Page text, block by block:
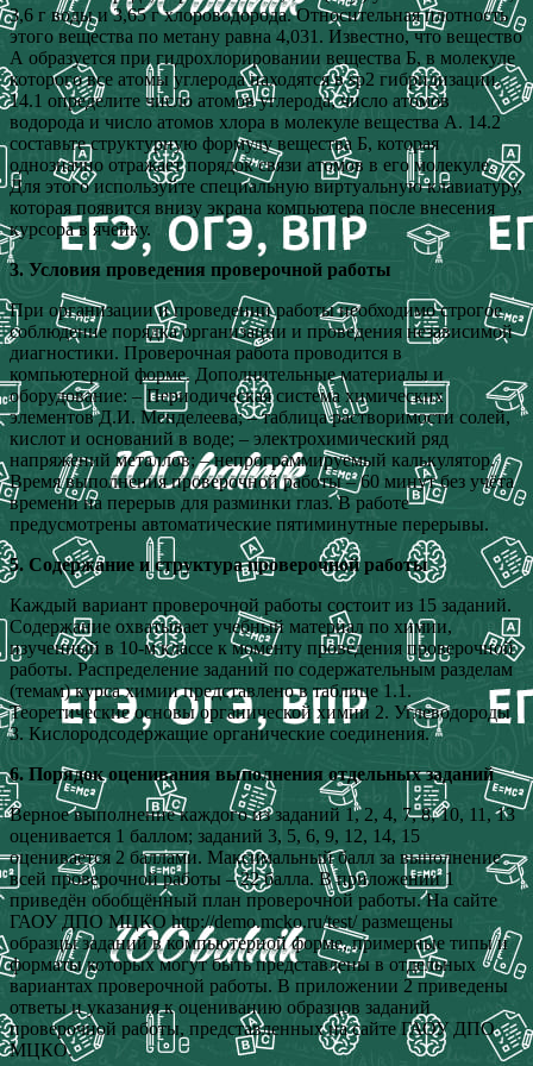
3,6 г воды и 3,65 г хлороводорода. Относительная плотность
этого вещества по метану равна 4,031. Известно, что вещество
А образуется при гидрохлорировании вещества Б, в молекуле
которого все атомы углерода находятся в sp2 гибридизации.
14.1 определите число атомов углерода, число атомов
водорода и число атомов хлора в молекуле вещества А. 14.2
составьте структурную формулу вещества Б, которая
однозначно отражает порядок связи атомов в его молекуле.
Для этого используйте специальную виртуальную клавиатуру,
которая появится внизу экрана компьютера после внесения
курсора в ячейку.
3. Условия проведения проверочной работы
При организации и проведении работы необходимо строгое
соблюдение порядка организации и проведения независимой
диагностики. Проверочная работа проводится в
компьютерной форме. Дополнительные материалы и
оборудование: – Периодическая система химических
элементов Д.И. Менделеева; – таблица растворимости солей,
кислот и оснований в воде; – электрохимический ряд
напряжений металлов; – непрограммируемый калькулятор.
Время выполнения проверочной работы – 60 минут без учёта
времени на перерыв для разминки глаз. В работе
предусмотрены автоматические пятиминутные перерывы.
5. Содержание и структура проверочной работы
Каждый вариант проверочной работы состоит из 15 заданий.
Содержание охватывает учебный материал по химии,
изученный в 10-м классе к моменту проведения проверочной
работы. Распределение заданий по содержательным разделам
(темам) курса химии представлено в таблице 1.1.
Теоретические основы органической химии 2. Углеводороды
3. Кислородсодержащие органические соединения.
6. Порядок оценивания выполнения отдельных заданий
Верное выполнение каждого из заданий 1, 2, 4, 7, 8, 10, 11, 13
оценивается 1 баллом; заданий 3, 5, 6, 9, 12, 14, 15
оценивается 2 баллами. Максимальный балл за выполнение
всей проверочной работы – 22 балла. В приложении 1
приведён обобщённый план проверочной работы. На сайте
ГАОУ ДПО МЦКО http://demo.mcko.ru/test/ размещены
образцы заданий в компьютерной форме, примерные типы и
форматы которых могут быть представлены в отдельных
вариантах проверочной работы. В приложении 2 приведены
ответы и указания к оцениванию образцов заданий
проверочной работы, представленных на сайте ГАОУ ДПО
МЦКО.